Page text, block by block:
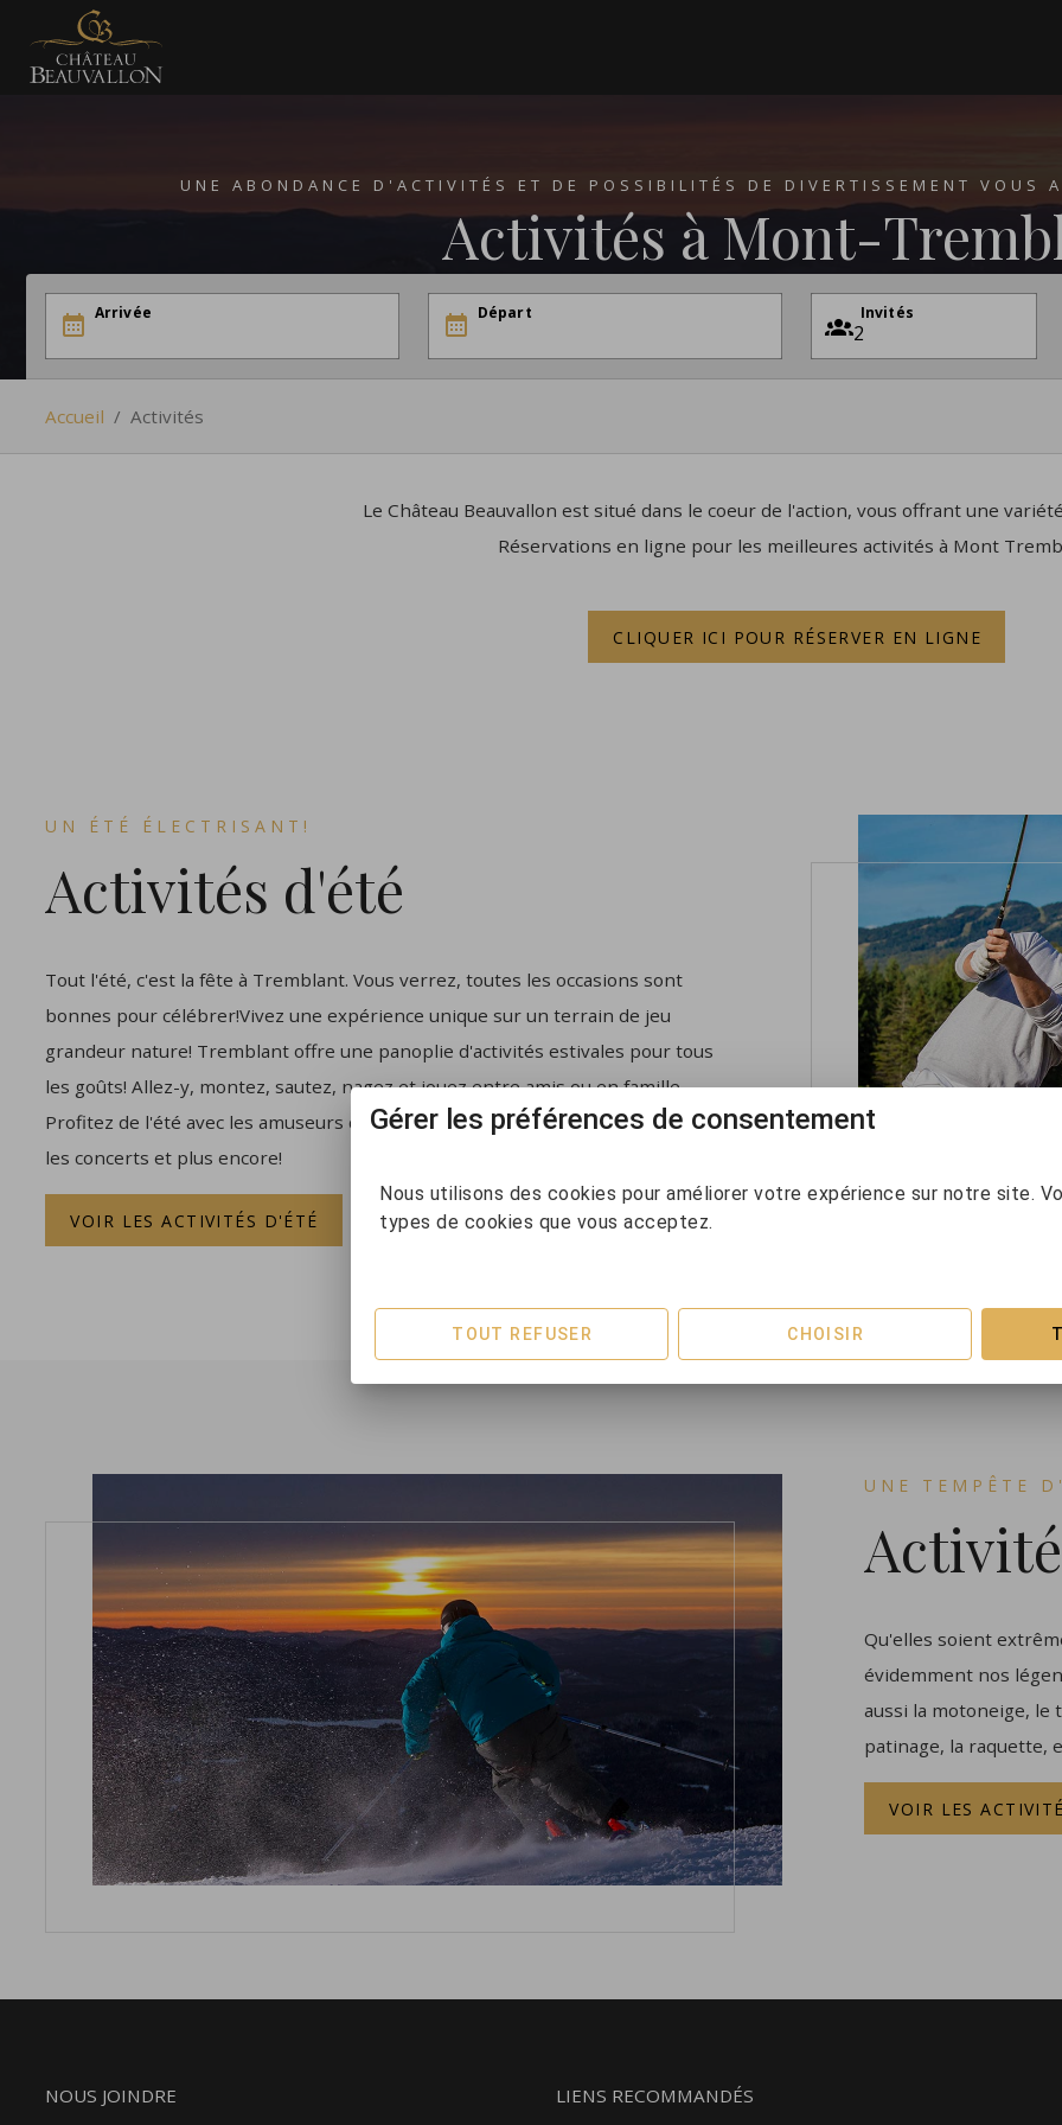
UNE ABONDANCE D'ACTIVITÉS ET DE POSSIBILITÉS DE DIVERTISSEMENT VOUS
Activités à Mont-
Arrivée Départ Invités
Accueil / Activités
Le Château Beauvallon est situé dans le coeur de l'action, vous offrant une
Réservations en ligne pour les meilleures activités à Mont
CLIQUER ICI POUR RÉSERVER EN LIGNE
UN ÉTÉ ÉLECTRISANT!
Activités d'été
Tout l'été, c'est la fête à Tremblant. Vous verrez, toutes les occasions sont
bonnes pour célébrer!Vivez une expérience unique sur un terrain de jeu
grandeur nature! Tremblant offre une panoplie d'activités estivales pour tous
les goûts! Allez-y, montez, sautez, nagez et jouez entre amis ou en famille.
Profitez de l'été avec les amuseurs de rue, les parades, les jeux, les magiciens,
les concerts et plus encore!
VOIR LES ACTIVITÉS D'ÉTÉ
UNE TEMPÊTE
Qu'elles soient
évidemment nos
aussi la motoneige, le
patinage, la raquette,
VOIR LES
NOUS JOINDRE LIENS RECOMMANDÉS
Gérer les préférences de consentement
Nous utilisons des cookies pour améliorer votre expérience sur notre site.
types de cookies que vous acceptez.
TOUT REFUSER CHOISIR